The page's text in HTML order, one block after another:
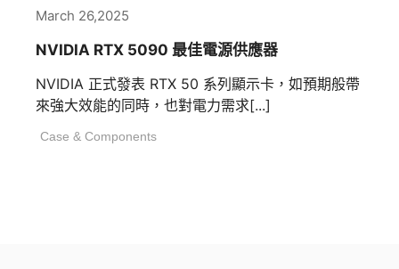
March 26,2025
NVIDIA RTX 5090 最佳電源供應器
NVIDIA 正式發表 RTX 50 系列顯示卡，如預期般帶
來強大效能的同時，也對電力需求[...]
Case & Components